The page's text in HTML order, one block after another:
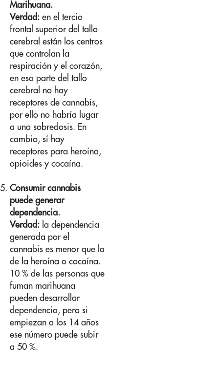
Marihuana.
Verdad: en el tercio
frontal superior del tallo
cerebral están los centros
que controlan la
respiración y el corazón,
en esa parte del tallo
cerebral no hay
receptores de cannabis,
por ello no habría lugar
a una sobredosis. En
cambio, sí hay
receptores para heroína,
opioides y cocaína.
Consumir cannabis
puede generar
dependencia.
Verdad: la dependencia
generada por el
cannabis es menor que la
de la heroína o cocaína.
10 % de las personas que
fuman marihuana
pueden desarrollar
dependencia, pero si
empiezan a los 14 años
ese número puede subir
a 50 %.